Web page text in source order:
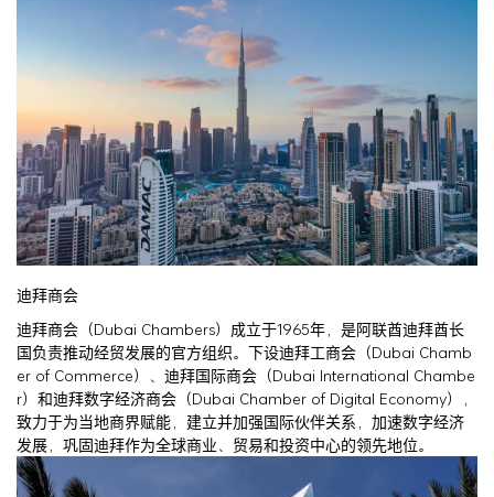
迪拜商会
迪拜商会（Dubai Chambers）成立于1965年，是阿联酋迪拜酋长
国负责推动经贸发展的官方组织。下设迪拜工商会（Dubai Chamb
er of Commerce）、迪拜国际商会（Dubai International Chambe
r）和迪拜数字经济商会（Dubai Chamber of Digital Economy），
致力于为当地商界赋能，建立并加强国际伙伴关系，加速数字经济
发展，巩固迪拜作为全球商业、贸易和投资中心的领先地位。